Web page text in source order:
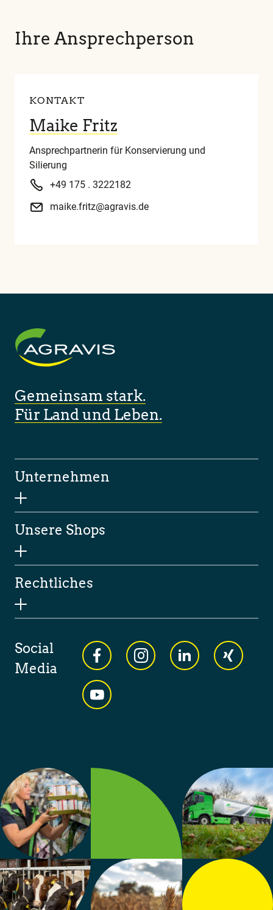
Ihre Ansprechperson
KONTAKT
Maike Fritz
Ansprechpartnerin für Konservierung und
Silierung
+49 175 . 3222182
maike.fritz@agravis.de
Gemeinsam stark.
Für Land und Leben.
Unternehmen
Unsere Shops
Rechtliches
Social
Media